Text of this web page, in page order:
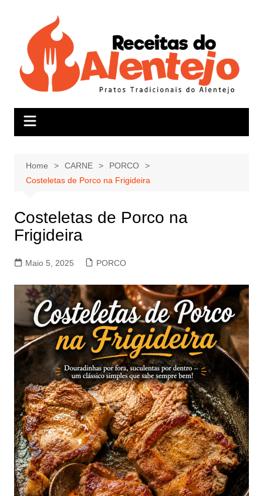
Home CARNE
PORCO
Costeletas de Porco na Frigideira
Costeletas de Porco na
Frigideira
Maio 5, 2025 PORCO